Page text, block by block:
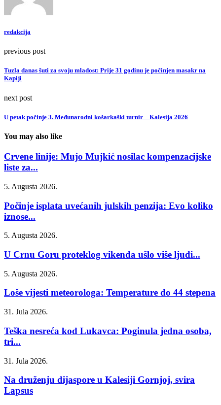
redakcija
previous post
Tuzla danas šuti za svoju mladost: Prije 31 godinu je počinjen masakr na
Kapiji
next post
U petak počinje 3. Međunarodni košarkaški turnir – Kalesija 2026
You may also like
Crvene linije: Mujo Mujkić nosilac kompenzacijske
liste za...
5. Augusta 2026.
Počinje isplata uvećanih julskih penzija: Evo koliko
iznose...
5. Augusta 2026.
U Crnu Goru proteklog vikenda ušlo više ljudi...
5. Augusta 2026.
Loše vijesti meteorologa: Temperature do 44 stepena
31. Jula 2026.
Teška nesreća kod Lukavca: Poginula jedna osoba,
tri...
31. Jula 2026.
Na druženju dijaspore u Kalesiji Gornjoj, svira
Lapsus